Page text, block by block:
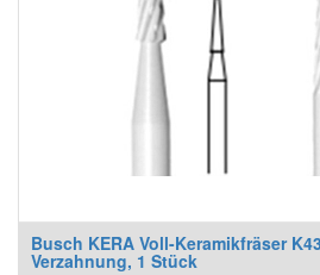
Busch KERA Voll-Keramikfräser
Verzahnung, 1 Stück